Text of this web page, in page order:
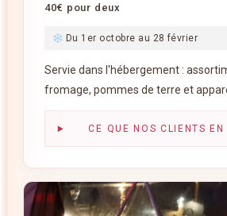
40€ pour deux
Du 1er octobre au 28 février
Servie dans l'hébergement :
fromage, pommes de terre et
CE QUE NOS CLIENTS EN